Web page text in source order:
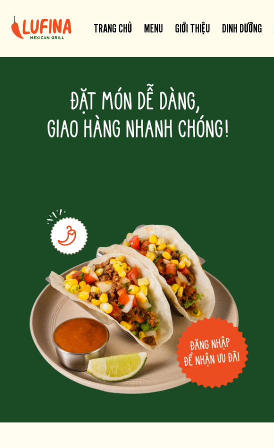
TRANG CHỦ MENU GIỚI THIỆU DINH DƯỠNG